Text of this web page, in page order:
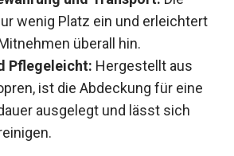
wenig Platz ein und
das Mitnehmen überall
Pflegeleicht: Hergestellt aus
ist die Abdeckung für eine
ausgelegt und lässt sich